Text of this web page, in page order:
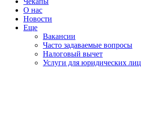
О нас
Новости
Еще
Вакансии
Часто задаваемые вопросы
Налоговый вычет
Услуги для юридических лиц